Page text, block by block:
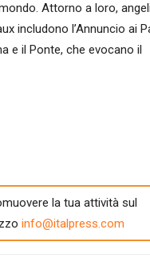
Attorno a loro,
includono l’Annuncio ai
e il Ponte, che evocano il
la tua attività sul
info@italpress.com